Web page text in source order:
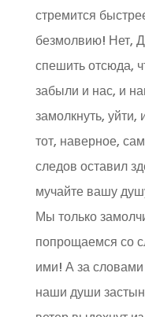
стремится
безмолвию! Нет,
спешить отсюда,
забыли и нас, и
замолкнуть, уйти,
тот, наверное,
следов оставил
мучайте вашу
Мы только
попрощаемся со
ими! А за словами
наши души